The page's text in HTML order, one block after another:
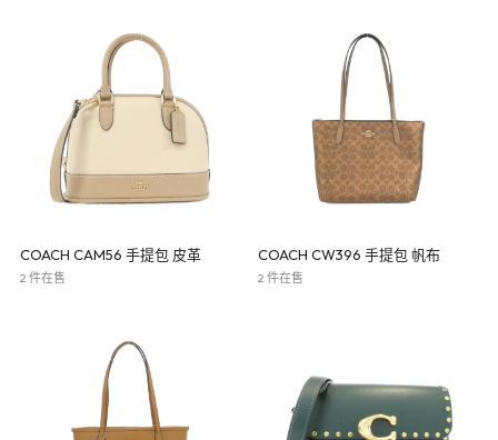
COACH CAM56 手提包 皮革
2 件在售
COACH CW396 手提包 帆布
2 件在售